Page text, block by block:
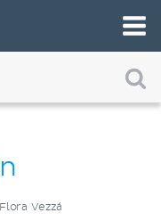
préféré
Vezzá